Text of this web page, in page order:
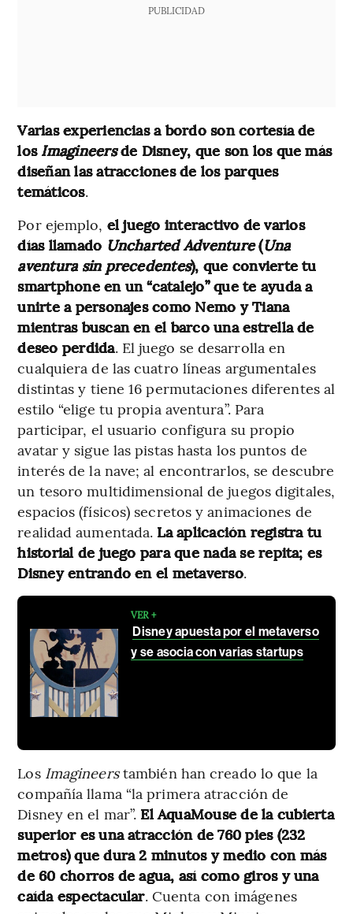
PUBLICIDAD
Varias experiencias a bordo son cortesía de
losImagineersde Disney, que son los que más
diseñan las atracciones de los parques
temáticos.
Por ejemplo, el juego interactivo de varios
días llamado Uncharted Adventure(Una
aventura sin precedentes), que convierte tu
smartphone en un “catalejo” que te ayuda a
unirte a personajes como Nemo y Tiana
mientras buscan en el barco una estrella de
deseo perdida. El juego se desarrolla en
cualquiera de las cuatro líneas argumentales
distintas y tiene 16 permutaciones diferentes al
estilo “elige tu propia aventura”. Para
participar, el usuario configura su propio
avatar y sigue las pistas hasta los puntos de
interés de la nave; al encontrarlos, se descubre
un tesoro multidimensional de juegos digitales,
espacios (físicos) secretos y animaciones de
realidad aumentada. La aplicación registra tu
historial de juego para que nada se repita; es
Disney entrando en el metaverso.
VER +
Disney apuesta por el metaverso
y se asocia con varias startups
Los Imagineerstambién han creado lo que la
compañía llama “la primera atracción de
Disney en el mar”. El AquaMouse de la cubierta
superior es una atracción de 760 pies (232
metros) que dura 2 minutos y medio con más
de 60 chorros de agua, así como giros y una
caída espectacular. Cuenta con imágenes